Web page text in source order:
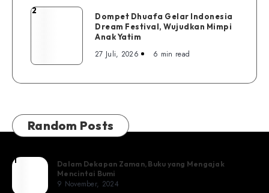
Food
Dompet
Festival,
Anak
Yatim
2
Dompet Dhuafa Gelar Indonesia
Dream Festival, Wujudkan Mimpi
Anak Yatim
27 Juli, 2026 6 min read
Random Posts
Dalam
1
Dalam Dekapan Zaman, Buku yang Mengajak
Mencintai Bumi
9 November, 2024